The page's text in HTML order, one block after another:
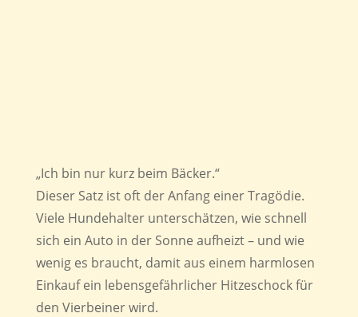
„Ich bin nur kurz beim Bäcker.“
Dieser Satz ist oft der Anfang einer Tragödie.
Viele Hundehalter unterschätzen, wie schnell
sich ein Auto in der Sonne aufheizt – und wie
wenig es braucht, damit aus einem harmlosen
Einkauf ein lebensgefährlicher Hitzeschock für
den Vierbeiner wird.